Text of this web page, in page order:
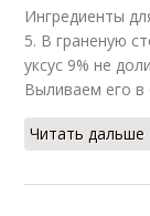
Ингредиенты
5. В граненую
уксус 9% не
Выливаем его в
Читать